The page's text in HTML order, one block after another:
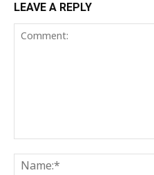
LEAVE A REPLY